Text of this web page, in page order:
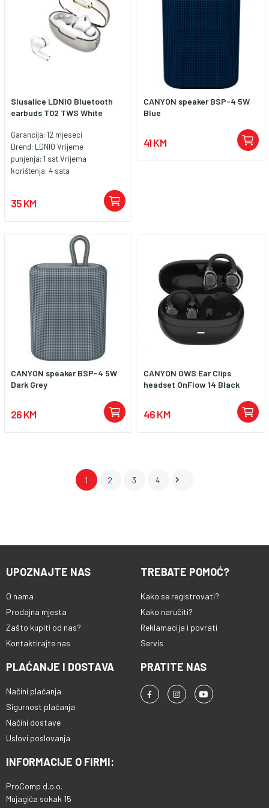
Slusalice LDNIO Bluetooth
earbuds T02 TWS White
Garancija: 12 mjeseci
Brend: LDNIO Vrijeme
punjenja: 1 sat Vrijema
korištenja: 4 sata
35 KM
CANYON speaker BSP-4 5W
Blue
41 KM
CANYON speaker BSP-4 5W
Dark Grey
26 KM
CANYON OWS Ear Clips
headset OnFlow 14 Black
46 KM
1 2 3 4 
UPOZNAJTE NAS
O nama
Prodajna mjesta
Zašto kupiti od nas?
Kontaktirajte nas
TREBATE POMOĆ?
Kako se registrovati?
Kako naručiti?
Reklamacija i povrati
Servis
PLAĆANJE I DOSTAVA
Načini plaćanja
Sigurnost plaćanja
Načini dostave
Uslovi poslovanja
PRATITE NAS
INFORMACIJE O FIRMI:
ProComp d.o.o.
Mujagića sokak 15